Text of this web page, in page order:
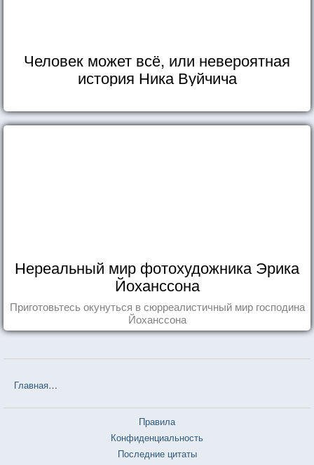
Человек может всё, или невероятная
история Ника Вуйчича
Нереальный мир фотохудожника Эрика
Йоханссона
Приготовьтесь окунуться в сюрреалистичный мир господина
Йоханссона
Главная
Правила
Конфиденциальность
Последние цитаты